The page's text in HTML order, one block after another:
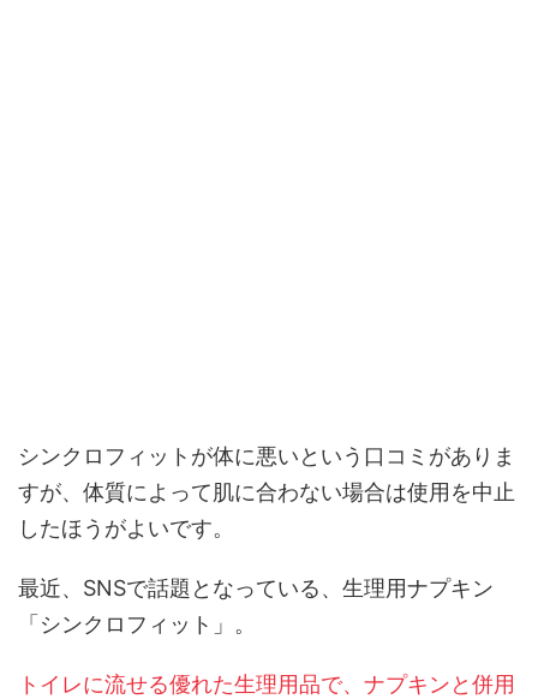
シンクロフィットが体に悪いという口コミがありま
すが、体質によって肌に合わない場合は使用を中止
したほうがよいです。
最近、SNSで話題となっている、生理用ナプキン
「シンクロフィット」。
トイレに流せる優れた生理用品で、ナプキンと併用